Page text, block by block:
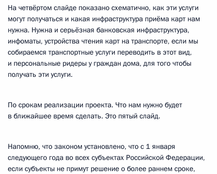
На четвёртом слайде показано схематично, как эти услуги
могут получаться и какая инфраструктура приёма карт нам
нужна. Нужна и серьёзная банковская инфраструктура,
инфоматы, устройства чтения карт на транспорте, если мы
собираемся транспортные услуги переводить в этот вид,
и персональные ридеры у граждан дома, для того чтобы
получать эти услуги.
По срокам реализации проекта. Что нам нужно будет
в ближайшее время сделать. Это пятый слайд.
Напомню, что законом установлено, что с 1 января
следующего года во всех субъектах Российской Федерации,
если субъекты не примут решение о более раннем сроке,